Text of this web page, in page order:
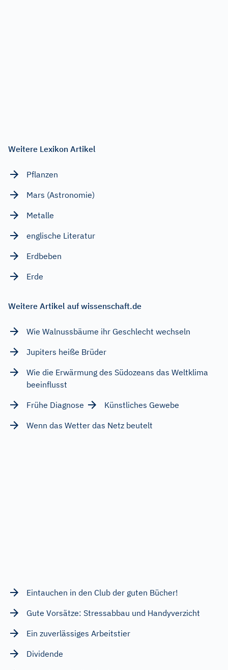
Weitere Lexikon Artikel
Pflanzen
Mars (Astronomie)
Metalle
englische Literatur
Erdbeben
Erde
Weitere Artikel auf wissenschaft.de
Wie Walnussbäume ihr Geschlecht wechseln
Jupiters heiße Brüder
Wie die Erwärmung des Südozeans das Weltklima
beeinflusst
Frühe Diagnose
Künstliches Gewebe
Wenn das Wetter das Netz beutelt
Eintauchen in den Club der guten Bücher!
Gute Vorsätze: Stressabbau und Handyverzicht
Ein zuverlässiges Arbeitstier
Dividende